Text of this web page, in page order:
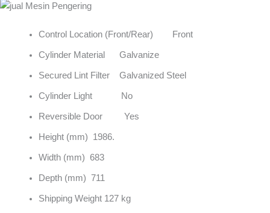
Control Location (Front/Rear) Front
Cylinder Material Galvanize
Secured Lint Filter Galvanized Steel
Cylinder Light No
Reversible Door Yes
Height (mm) 1986.
Width (mm) 683
Depth (mm) 711
Shipping Weight 127 kg